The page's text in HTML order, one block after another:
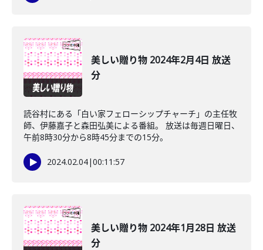
美しい贈り物 2024年2月4日 放送
分
読谷村にある「白い家フェローシップチャーチ」の主任牧
師、伊藤嘉子と森田弘美による番組。 放送は毎週日曜日、
午前8時30分から8時45分までの15分。
2024.02.04|00:11:57
美しい贈り物 2024年1月28日 放送
分